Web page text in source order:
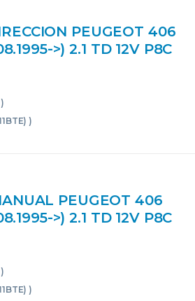
PEUGEOT 406
>) 2.1 TD 12V P8C
9624660480
)
PEUGEOT 406
>) 2.1 TD 12V P8C
20LE48 ROJO
)